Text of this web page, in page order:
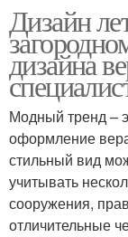
Дизайн
дизайна
Модный тренд –
оформление
стильный вид
учитывать
сооружения,
отличительные